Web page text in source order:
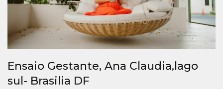
Ensaio Gestante, Ana Claudia,lago
sul- Brasilia DF